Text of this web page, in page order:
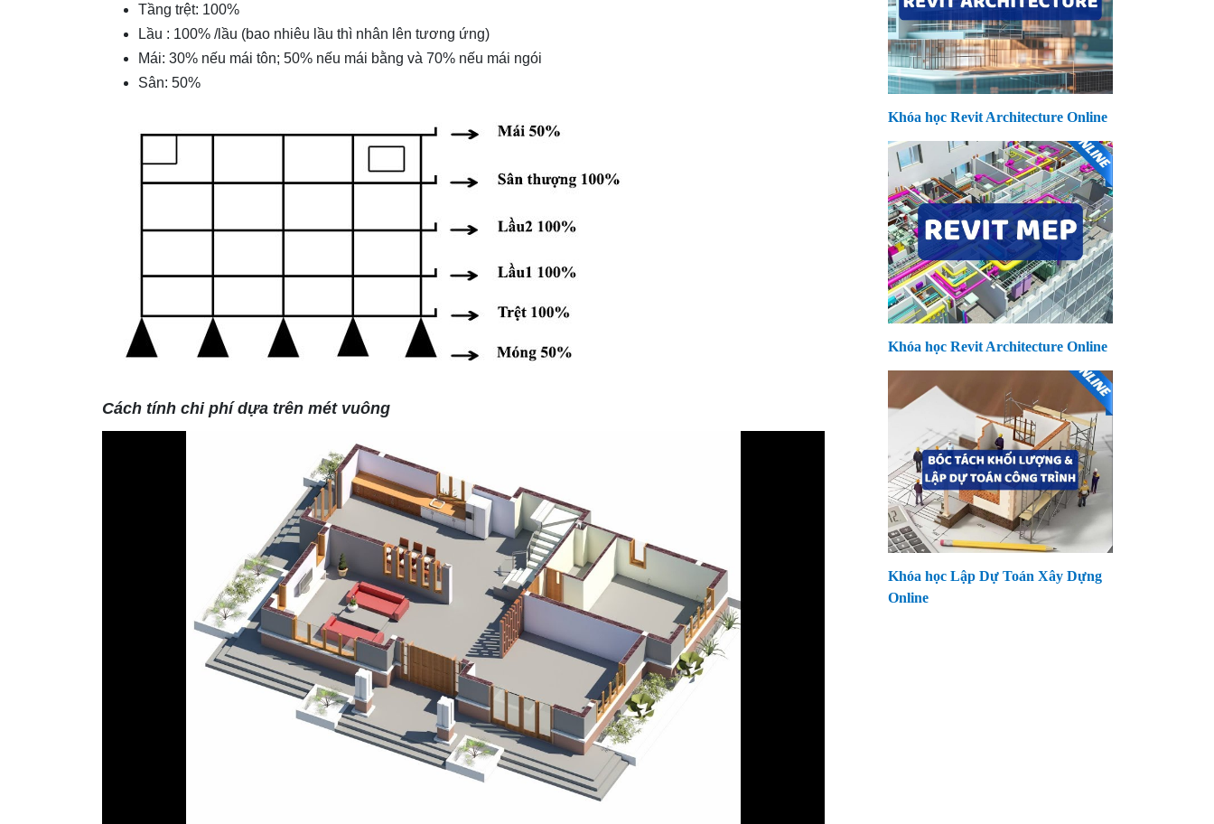
Tầng trệt: 100%
Lầu : 100% /lầu (bao nhiêu lầu thì nhân lên tương ứng)
Mái: 30% nếu mái tôn; 50% nếu mái bằng và 70% nếu mái ngói
Sân: 50%
Cách tính chi phí dựa trên mét vuông
Khóa học Revit Architecture Online
Khóa học Revit Architecture Online
Khóa học Lập Dự Toán Xây Dựng
Online